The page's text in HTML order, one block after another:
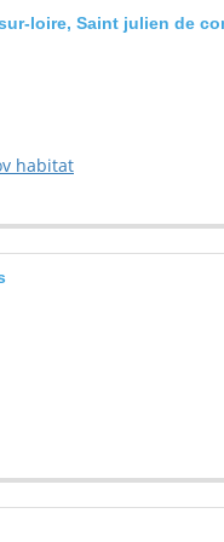
loire, Saint julien de
habitat